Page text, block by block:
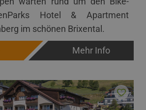
Hotel & Apartment
im schönen Brixental.
Mehr Info